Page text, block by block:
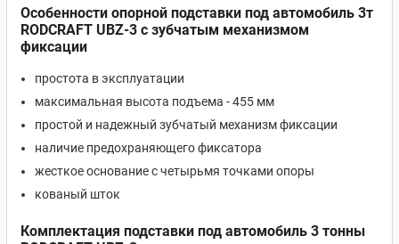
Особенности опорной подставки под автомобиль 3т
RODCRAFT UBZ-3 с зубчатым механизмом
фиксации
простота в эксплуатации
максимальная высота подъема - 455 мм
простой и надежный зубчатый механизм фиксации
наличие предохраняющего фиксатора
жесткое основание с четырьмя точками опоры
кованый шток
Комплектация подставки под автомобиль 3 тонны